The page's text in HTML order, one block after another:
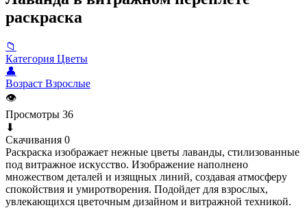
раскраска
📁
Категория Цветы
👤
Возраст Взрослые
👁
Просмотры 36
⬇
Скачивания 0
Раскраска изображает нежные цветы лаванды, стилизованные
под витражное искусство. Изображение наполнено
множеством деталей и изящных линий, создавая атмосферу
спокойствия и умиротворения. Подойдет для взрослых,
увлекающихся цветочным дизайном и витражной техникой.